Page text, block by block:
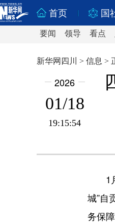
首页 国
要闻 领导 看点
新华网四川 > 信息 >
2026
01/18
19:15:54
1
城”自
务保